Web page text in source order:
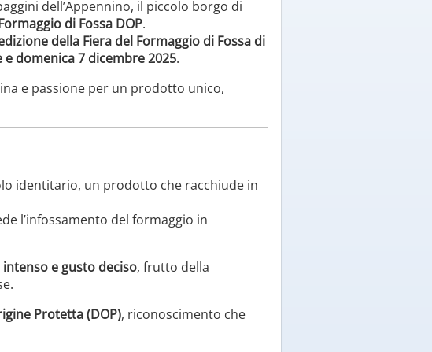
dell’Appennino, il piccolo borgo di
di Fossa DOP.
della Fiera del Formaggio di Fossa di
domenica 7 dicembre 2025.
e passione per un prodotto unico,
identitario, un prodotto che racchiude in
l’infossamento del formaggio in
e gusto deciso, frutto della
Protetta (DOP), riconoscimento che